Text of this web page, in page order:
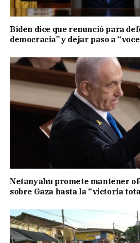
Biden dice que renunció para
democracia” y dejar paso a
Netanyahu promete mantener
sobre Gaza hasta la “victoria